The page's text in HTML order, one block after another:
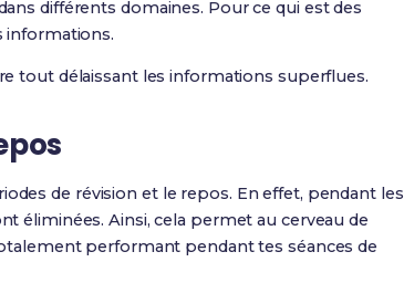
différents domaines. Pour ce qui est des
informations.
tout délaissant les informations superflues.
de révision et le repos. En effet, pendant les
éliminées. Ainsi, cela permet au cerveau de
performant pendant tes séances de